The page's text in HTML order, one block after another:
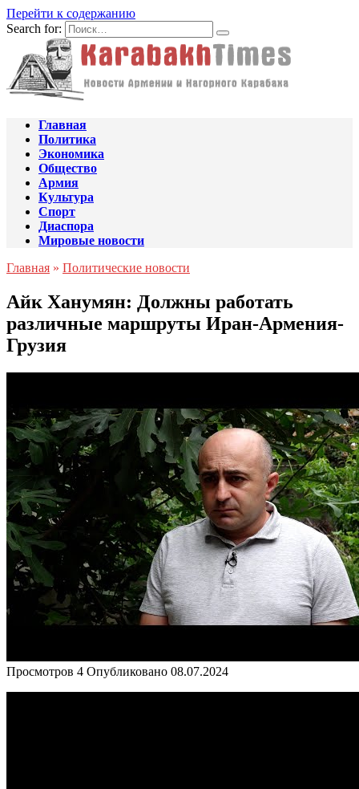
Перейти к содержанию
Search for:
Главная
Политика
Экономика
Общество
Армия
Культура
Спорт
Диаспора
Мировые новости
Главная » Политические новости
Айк Ханумян: Должны работать
различные маршруты Иран-Армения-
Грузия
Просмотров 4 Опубликовано 08.07.2024